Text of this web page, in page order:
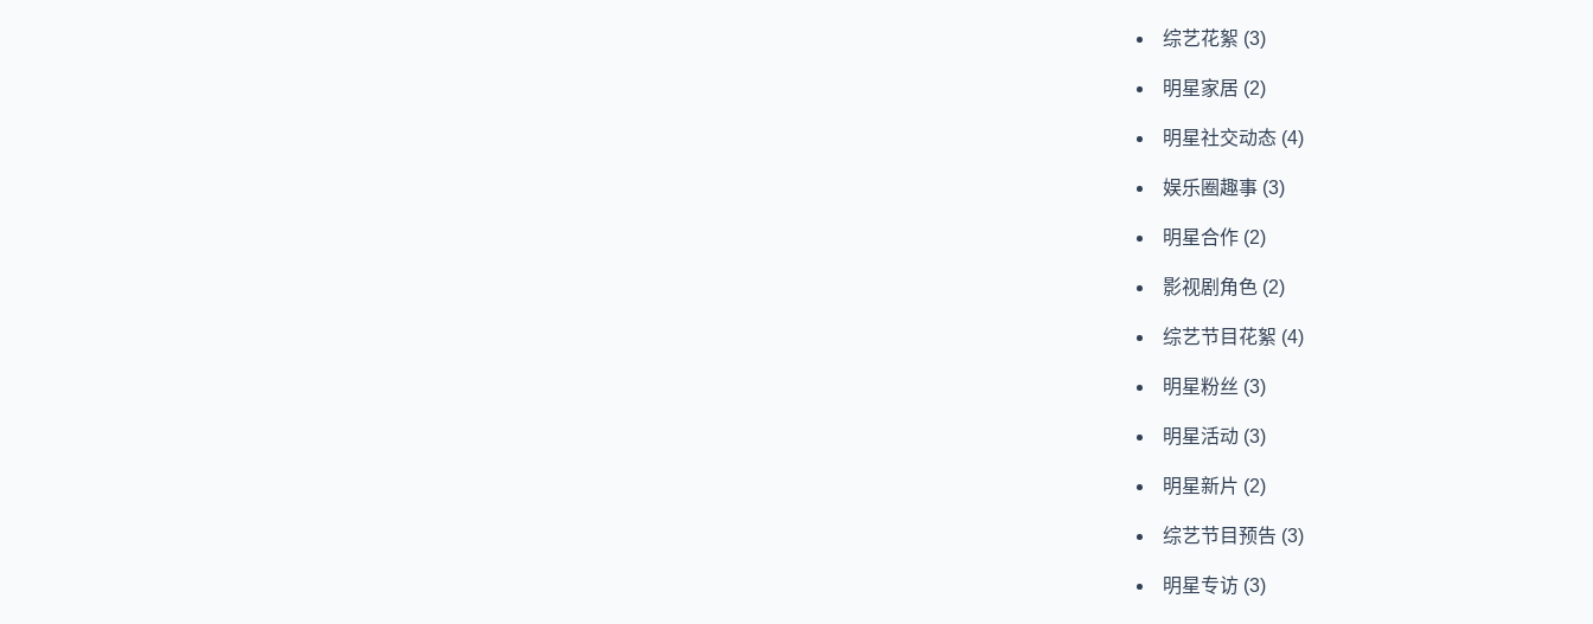
综艺花絮 (3)
明星家居 (2)
明星社交动态 (4)
娱乐圈趣事 (3)
明星合作 (2)
影视剧角色 (2)
综艺节目花絮 (4)
明星粉丝 (3)
明星活动 (3)
明星新片 (2)
综艺节目预告 (3)
明星专访 (3)